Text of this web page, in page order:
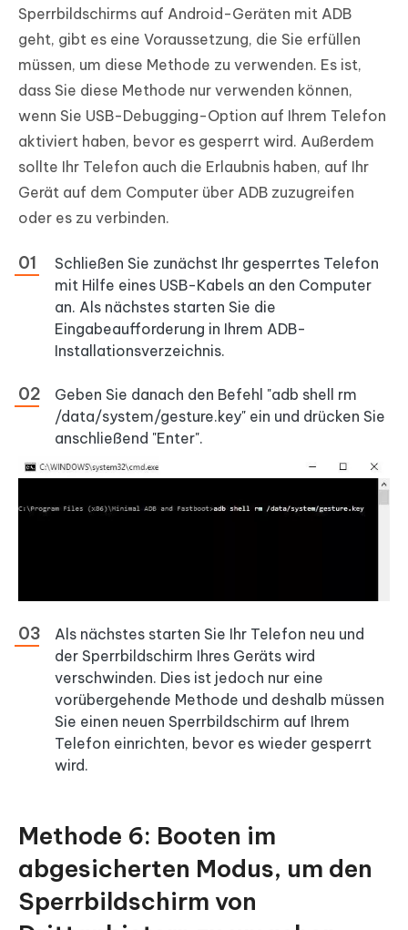
Sperrbildschirms auf Android-Geräten mit ADB
geht, gibt es eine Voraussetzung, die Sie erfüllen
müssen, um diese Methode zu verwenden. Es ist,
dass Sie diese Methode nur verwenden können,
wenn Sie USB-Debugging-Option auf Ihrem Telefon
aktiviert haben, bevor es gesperrt wird. Außerdem
sollte Ihr Telefon auch die Erlaubnis haben, auf Ihr
Gerät auf dem Computer über ADB zuzugreifen
oder es zu verbinden.
Schließen Sie zunächst Ihr gesperrtes Telefon
mit Hilfe eines USB-Kabels an den Computer
an. Als nächstes starten Sie die
Eingabeaufforderung in Ihrem ADB-
Installationsverzeichnis.
Geben Sie danach den Befehl "adb shell rm
/data/system/gesture.key" ein und drücken Sie
anschließend "Enter".
Als nächstes starten Sie Ihr Telefon neu und
der Sperrbildschirm Ihres Geräts wird
verschwinden. Dies ist jedoch nur eine
vorübergehende Methode und deshalb müssen
Sie einen neuen Sperrbildschirm auf Ihrem
Telefon einrichten, bevor es wieder gesperrt
wird.
Methode 6: Booten im
abgesicherten Modus, um den
Sperrbildschirm von